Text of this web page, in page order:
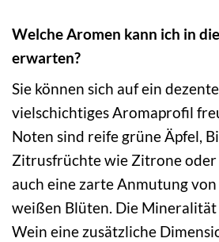
Welche Aromen kann ich in
erwarten?
Sie können sich auf ein
vielschichtiges Aromaprofil
Noten sind reife grüne Äpfel,
Zitrusfrüchte wie Zitrone
auch eine zarte Anmutung
weißen Blüten. Die
Wein eine zusätzliche